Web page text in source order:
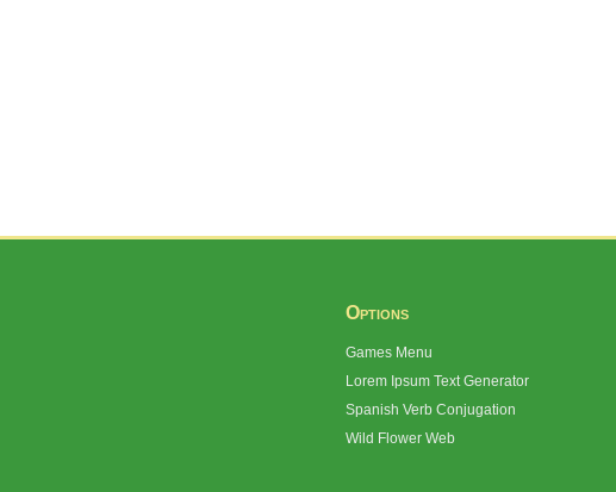
Options
Games Menu
Lorem Ipsum Text Generator
Spanish Verb Conjugation
Wild Flower Web